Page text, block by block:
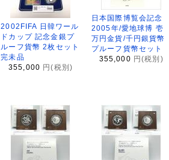
2002FIFA 日韓ワール
ドカップ 記念金銀プ
ルーフ貨幣 2枚セット
完未品
355,000 円(税別)
日本国際博覧会記念
2005年/愛地球博 壱
万円金貨/千円銀貨幣
プルーフ貨幣セット
355,000 円(税別)